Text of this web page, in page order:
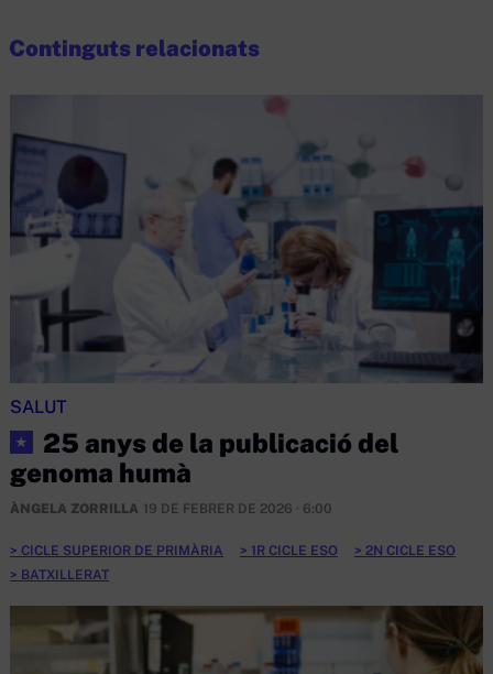
Continguts relacionats
SALUT
★
25 anys de la publicació del
genoma humà
ÀNGELA ZORRILLA 19 DE FEBRER DE 2026 · 6:00
CICLE SUPERIOR DE PRIMÀRIA 1R CICLE ESO
2N CICLE ESO
BATXILLERAT